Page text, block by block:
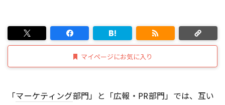
マイページにお気に入り
「マーケティング部門」と「広報・PR部門」では、互い